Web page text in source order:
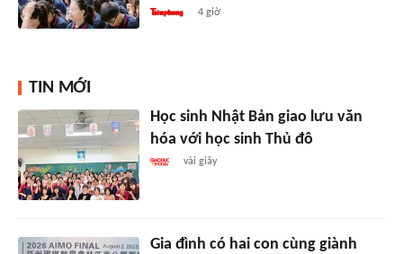
4 giờ
TIN MỚI
Học sinh Nhật Bản giao lưu văn
hóa với học sinh Thủ đô
vài giây
Gia đình có hai con cùng giành